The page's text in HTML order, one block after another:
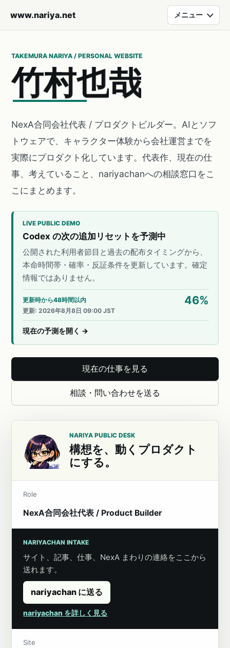
www.nariya.net メニュー
TAKEMURA NARIYA / PERSONAL WEBSITE
竹村也哉
NexA合同会社代表 / プロダクトビルダー。AIとソフ
トウェアで、キャラクター体験から会社運営までを
実際にプロダクト化しています。代表作、現在の仕
事、考えていること、nariyachanへの相談窓口をこ
こにまとめます。
LIVE PUBLIC DEMO
Codex の次の追加リセットを予測中
公開された利用者節目と過去の配布タイミングから、
本命時間帯・確率・反証条件を更新しています。確定
情報ではありません。
更新時から48時間以内 46%
更新:2026年8月8日 09:00 JST
現在の予測を開く →
現在の仕事を見る
相談・問い合わせを送る
NARIYA PUBLIC DESK
構想を、動くプロダクト
にする。
Role
NexA合同会社代表 / Product Builder
NARIYACHAN INTAKE
サイト、記事、仕事、NexA まわりの連絡をここから
送れます。
nariyachan に送る
nariyachan を詳しく見る
Site